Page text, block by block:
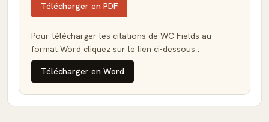
Télécharger en PDF
Pour télécharger les citations de WC Fields au
format Word cliquez sur le lien ci-dessous :
Télécharger en Word